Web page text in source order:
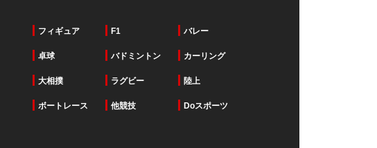
フィギュア F1 バレー
卓球 バドミントン カーリング
大相撲 ラグビー 陸上
ボートレース 他競技 Doスポーツ